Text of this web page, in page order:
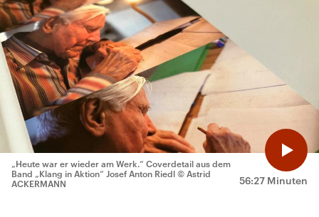
56:27 Minuten
„Heute war er wieder am Werk.“ Coverdetail aus dem
Band „Klang in Aktion“ Josef Anton Riedl © Astrid
ACKERMANN